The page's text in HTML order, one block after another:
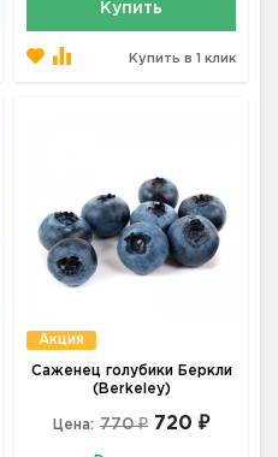
Купить
Купить в 1 клик
Акция
Саженец голубики Беркли
(Berkeley)
Цена: 770 ₽ 720 ₽